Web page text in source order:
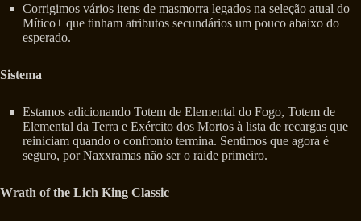
Corrigimos vários itens de masmorra legados na seleção atual do
Mítico+ que tinham atributos secundários um pouco abaixo do
esperado.
Sistema
Estamos adicionando Totem de Elemental do Fogo, Totem de
Elemental da Terra e Exército dos Mortos à lista de recargas que
reiniciam quando o confronto termina. Sentimos que agora é
seguro, por Naxxramas não ser o raide primeiro.
Wrath of the Lich King Classic